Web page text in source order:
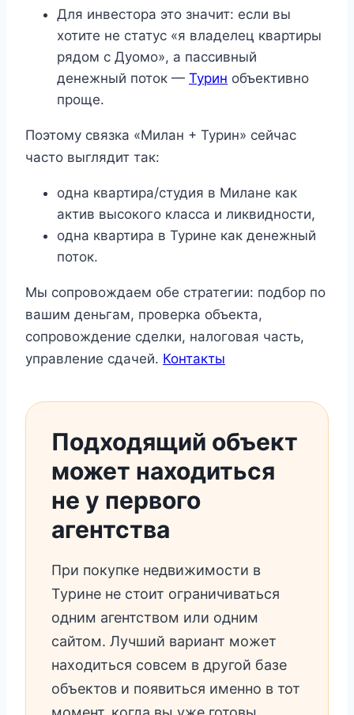
Для инвестора это значит: если вы
хотите не статус «я владелец квартиры
рядом с Дуомо», а пассивный
денежный поток — Турин объективно
проще.
Поэтому связка «Милан + Турин» сейчас
часто выглядит так:
одна квартира/студия в Милане как
актив высокого класса и ликвидности,
одна квартира в Турине как денежный
поток.
Мы сопровождаем обе стратегии: подбор по
вашим деньгам, проверка объекта,
сопровождение сделки, налоговая часть,
управление сдачей. Контакты
Подходящий объект
может находиться
не у первого
агентства
При покупке недвижимости в
Турине не стоит ограничиваться
одним агентством или одним
сайтом. Лучший вариант может
находиться совсем в другой базе
объектов и появиться именно в тот